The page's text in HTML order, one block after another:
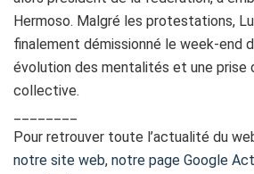
Hermoso. Malgré les protestations,
finalement démissionné le week-end
évolution des mentalités et une prise
collective.
Pour retrouver toute l’actualité du
notre site web, notre page Google